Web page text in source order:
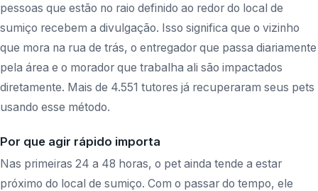
pessoas que estão no raio definido ao redor do local de
sumiço recebem a divulgação. Isso significa que o vizinho
que mora na rua de trás, o entregador que passa diariamente
pela área e o morador que trabalha ali são impactados
diretamente. Mais de 4.551 tutores já recuperaram seus pets
usando esse método.
Por que agir rápido importa
Nas primeiras 24 a 48 horas, o pet ainda tende a estar
próximo do local de sumiço. Com o passar do tempo, ele